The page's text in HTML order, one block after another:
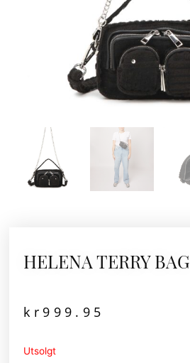
HELENA TERRY BAG
kr 999.95
Utsolgt